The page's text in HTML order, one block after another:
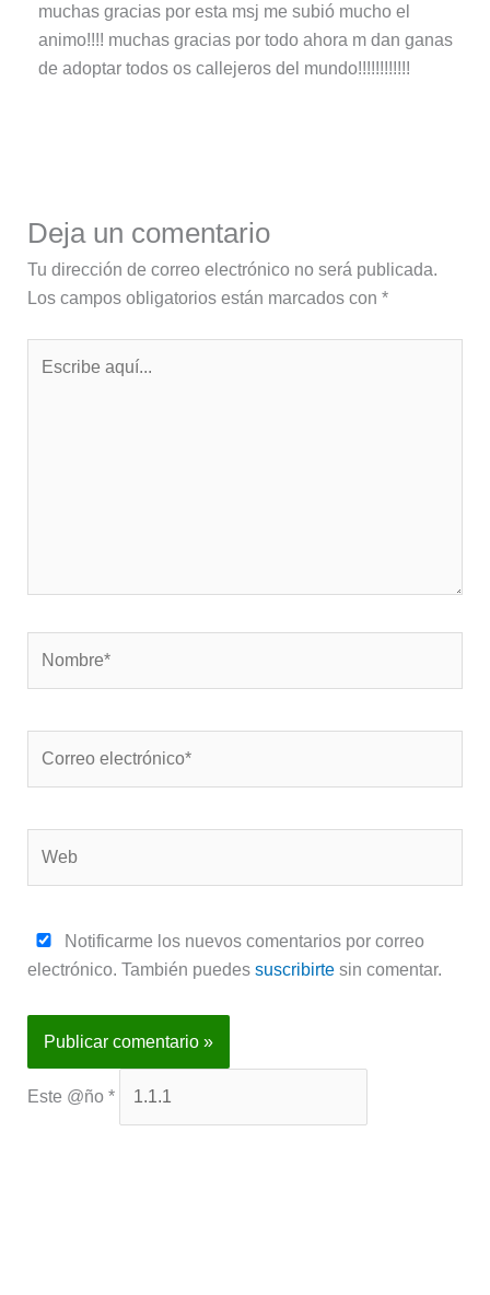
muchas gracias por esta msj me subió mucho el
animo!!!! muchas gracias por todo ahora m dan ganas
de adoptar todos os callejeros del mundo!!!!!!!!!!!!
Deja un comentario
Tu dirección de correo electrónico no será publicada.
Los campos obligatorios están marcados con *
Notificarme los nuevos comentarios por correo
electrónico. También puedes suscribirtesin comentar.
Este @ño *